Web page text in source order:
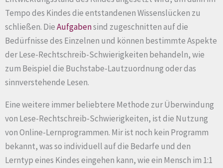
Tempo des Kindes die entstandenen Wissenslücken zu
schließen. DieAufgabensind zugeschnitten auf die
Bedürfnisse des Einzelnen und können bestimmte Aspekte
der Lese-Rechtschreib-Schwierigkeiten behandeln, wie
zum Beispiel die Buchstabe-Lautzuordnung oder das
sinnverstehende Lesen.
Eine weitere immer beliebtere Methode zur Überwindung
von Lese-Rechtschreib-Schwierigkeiten, ist die Nutzung
von Online-Lernprogrammen. Mir ist noch kein Programm
bekannt, was so individuell auf die Bedarfe und den
Lerntyp eines Kindes eingehen kann, wie ein Mensch im 1:1